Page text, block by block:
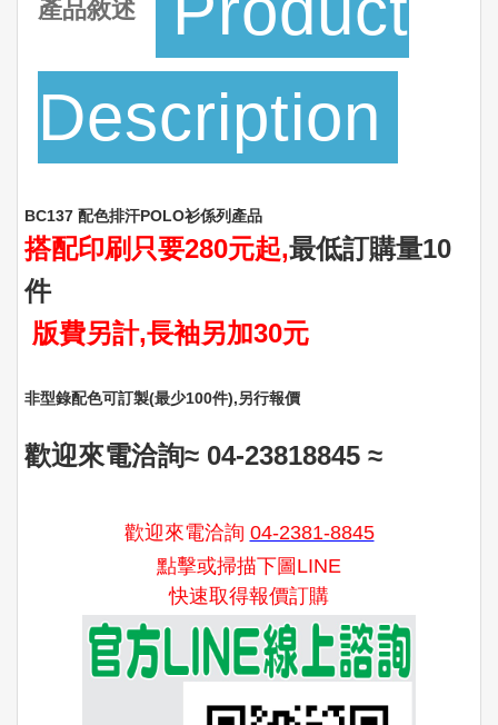
產品敘述
Description
BC137 配色排汗POLO衫係列產品
搭配印刷只要280元起,最低訂購量10
件
版費另計,長袖另加30元
非型錄配色可訂製(最少100件)‚另行報價
歡迎來電洽詢≈ 04-23818845 ≈
歡迎來電洽詢 04-2381-8845
點擊或掃描下圖LINE
快速取得報價訂購